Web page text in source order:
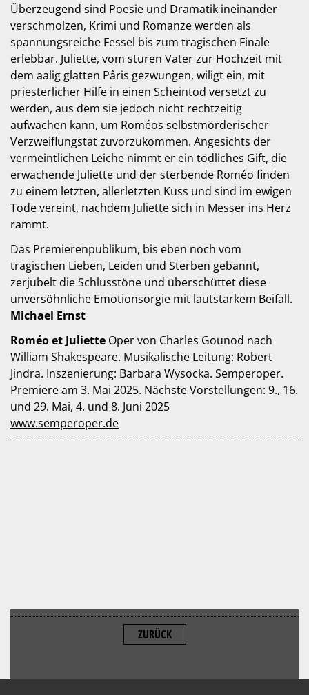
Überzeugend sind Poesie und Dramatik ineinander
verschmolzen, Krimi und Romanze werden als
spannungsreiche Fessel bis zum tragischen Finale
erlebbar. Juliette, vom sturen Vater zur Hochzeit mit
dem aalig glatten Pâris gezwungen, wiligt ein, mit
priesterlicher Hilfe in einen Scheintod versetzt zu
werden, aus dem sie jedoch nicht rechtzeitig
aufwachen kann, um Roméos selbstmörderischer
Verzweiflungstat zuvorzukommen. Angesichts der
vermeintlichen Leiche nimmt er ein tödliches Gift, die
erwachende Juliette und der sterbende Roméo finden
zu einem letzten, allerletzten Kuss und sind im ewigen
Tode vereint, nachdem Juliette sich in Messer ins Herz
rammt.
Das Premierenpublikum, bis eben noch vom
tragischen Lieben, Leiden und Sterben gebannt,
zerjubelt die Schlusstöne und überschüttet diese
unversöhnliche Emotionsorgie mit lautstarkem Beifall.
Michael Ernst
Roméo et Juliette Oper von Charles Gounod nach
William Shakespeare. Musikalische Leitung: Robert
Jindra. Inszenierung: Barbara Wysocka. Semperoper.
Premiere am 3. Mai 2025. Nächste Vorstellungen: 9., 16.
und 29. Mai, 4. und 8. Juni 2025
www.semperoper.de
ZURÜCK